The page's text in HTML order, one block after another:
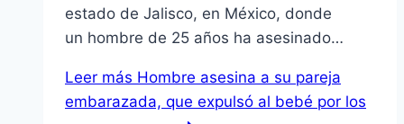
estado de Jalisco, en México, donde
un hombre de 25 años ha asesinado…
Leer más Hombre asesina a su pareja
embarazada, que expulsó al bebé por los